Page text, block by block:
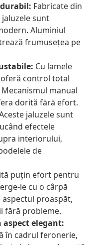
Fabricate din
sunt
Aluminiul
frumusețea pe
Cu lamele
control total
manual
dorită fără efort.
jaluzele sunt
efectele
interiorului,
de
puțin efort pentru
le cu o cârpă
proaspăt,
fără probleme.
elegant:
în cadrul feronerie,